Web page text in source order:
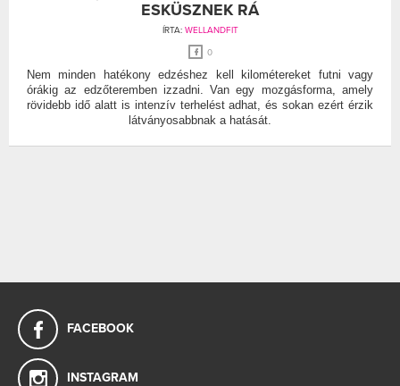
ESKÜSZNEK RÁ
ÍRTA: WELLANDFIT
0
Nem minden hatékony edzéshez kell kilométereket futni vagy
órákig az edzőteremben izzadni. Van egy mozgásforma, amely
rövidebb idő alatt is intenzív terhelést adhat, és sokan ezért érzik
látványosabbnak a hatását.
FACEBOOK
INSTAGRAM